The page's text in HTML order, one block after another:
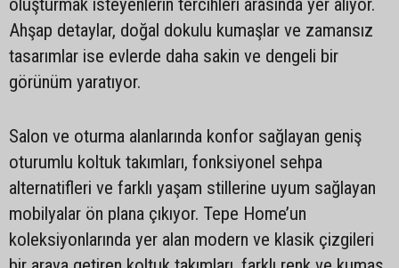
oluşturmak isteyenlerin tercihleri arasında yer alıyor.
Ahşap detaylar, doğal dokulu kumaşlar ve zamansız
tasarımlar ise evlerde daha sakin ve dengeli bir
görünüm yaratıyor.
Salon ve oturma alanlarında konfor sağlayan geniş
oturumlu koltuk takımları, fonksiyonel sehpa
alternatifleri ve farklı yaşam stillerine uyum sağlayan
mobilyalar ön plana çıkıyor. Tepe Home’un
koleksiyonlarında yer alan modern ve klasik çizgileri